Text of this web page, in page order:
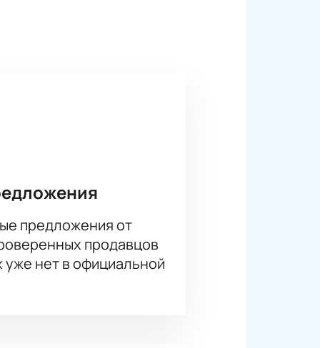
предложения от
продавцов
нет в официальной